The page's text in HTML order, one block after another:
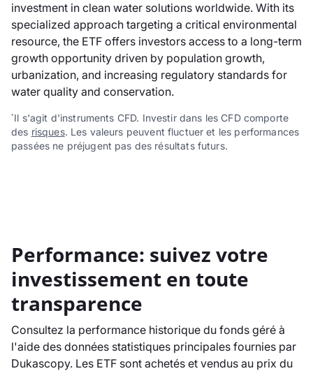
investment in clean water solutions worldwide. With its
specialized approach targeting a critical environmental
resource, the ETF offers investors access to a long-term
growth opportunity driven by population growth,
urbanization, and increasing regulatory standards for
water quality and conservation.
* Il s'agit d'instruments CFD. Investir dans les CFD comporte
des risques. Les valeurs peuvent fluctuer et les performances
passées ne préjugent pas des résultats futurs.
Performance: suivez votre
investissement en toute
transparence
Consultez la performance historique du fonds géré à
l'aide des données statistiques principales fournies par
Dukascopy. Les ETF sont achetés et vendus au prix du